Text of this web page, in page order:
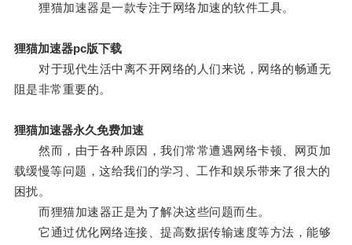
狸猫加速器是一款专注于网络加速的软件工具。
狸猫加速器pc版下载
对于现代生活中离不开网络的人们来说，网络的畅通无
阻是非常重要的。
狸猫加速器永久免费加速
然而，由于各种原因，我们常常遭遇网络卡顿、网页加
载缓慢等问题，这给我们的学习、工作和娱乐带来了很大的
困扰。
而狸猫加速器正是为了解决这些问题而生。
它通过优化网络连接、提高数据传输速度等方法，能够